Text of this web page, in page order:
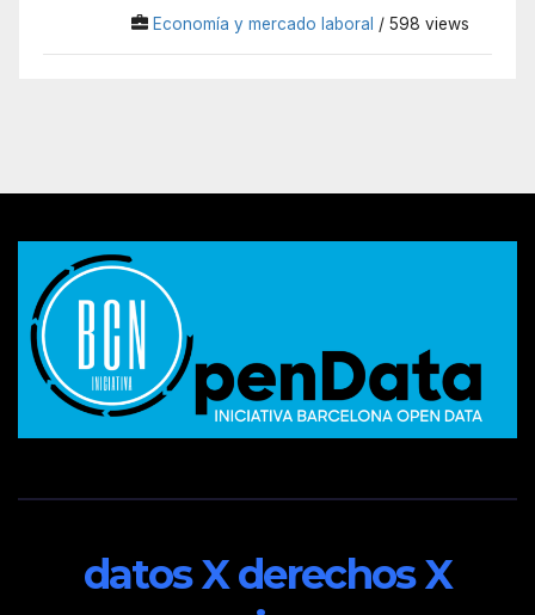
Economía y mercado laboral / 598 views
datos X derechos X